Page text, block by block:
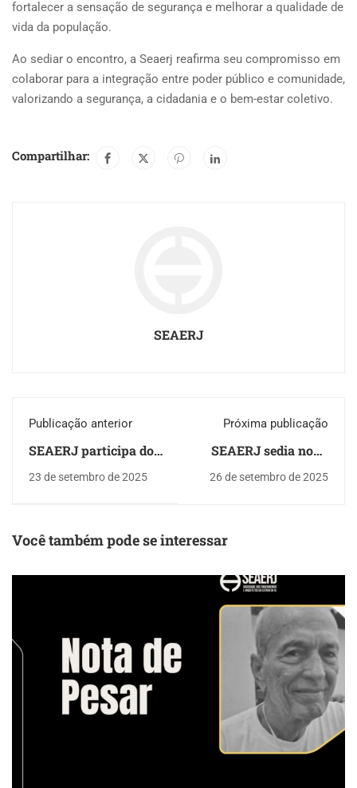
fortalecer a sensação de segurança e melhorar a qualidade de
vida da população.
Ao sediar o encontro, a Seaerj reafirma seu compromisso em
colaborar para a integração entre poder público e comunidade,
valorizando a segurança, a cidadania e o bem-estar coletivo.
Compartilhar:
SEAERJ
Publicação anterior
SEAERJ participa do
Estadual de
23 de setembro de 2025
Próxima publicação
SEAERJ sedia novo
do Município
26 de setembro de 2025
Você também pode se interessar